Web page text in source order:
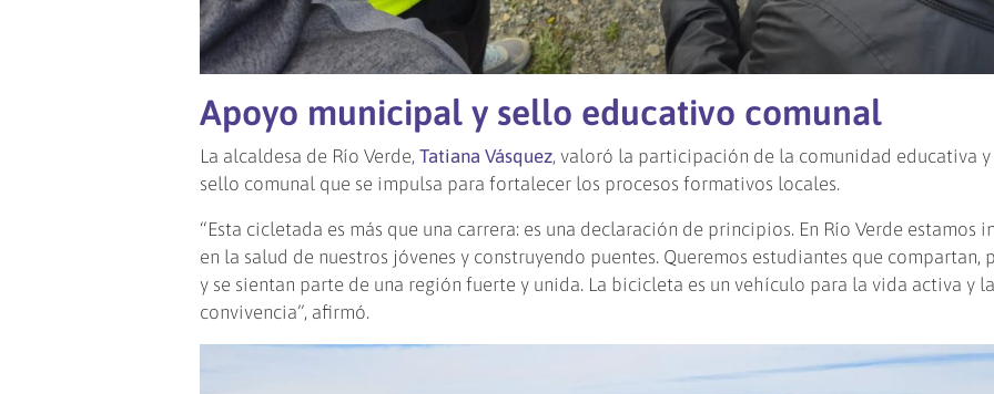
Apoyo municipal y sello educativo comunal
La alcaldesa de Río Verde,Tatiana Vásquez, valoró la participación de la comunidad educativa
sello comunal que se impulsa para fortalecer los procesos formativos locales.
“Esta cicletada es más que una carrera: es una declaración de principios. En Río Verde estamos
en la salud de nuestros jóvenes y construyendo puentes. Queremos estudiantes que compartan,
y se sientan parte de una región fuerte y unida. La bicicleta es un vehículo para la vida activa y
convivencia”, afirmó.